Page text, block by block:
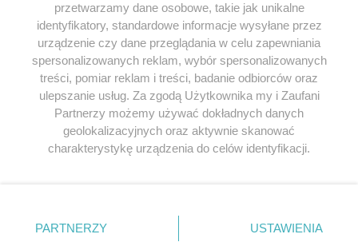
SPOŁECZNOŚĆ
WSPÓŁPRACA
KONTAKT
ODWIEDŹ RÓWNIEŻ:
przetwarzamy dane osobowe, takie jak unikalne
identyfikatory, standardowe informacje wysyłane przez
urządzenie czy dane przeglądania w celu zapewniania
spersonalizowanych reklam, wybór spersonalizowanych
treści, pomiar reklam i treści, badanie odbiorców oraz
ulepszanie usług. Za zgodą Użytkownika my i Zaufani
Partnerzy możemy używać dokładnych danych
geolokalizacyjnych oraz aktywnie skanować
charakterystykę urządzenia do celów identyfikacji.
zmienić/wycofać klikając przycisk ustawień prywatności
znajdujący się w lewym dolnym rogu strony
. Niektóre
PARTNERZY USTAWIENIA